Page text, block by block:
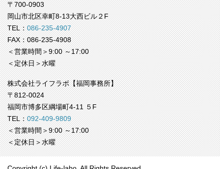
〒700-0903
岡山市北区幸町8-13大西ビル２F
TEL：086-235-4907
FAX：086-235-4908
＜営業時間＞9:00 ～17:00
＜定休日＞水曜
株式会社ライフラボ【福岡事務所】
〒812-0024
福岡市博多区綱場町4-11 ５F
TEL：092-409-9809
＜営業時間＞9:00 ～17:00
＜定休日＞水曜